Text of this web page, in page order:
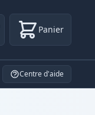
Panier
Centre d'aide